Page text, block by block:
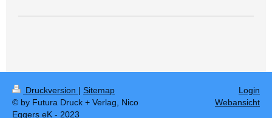
Druckversion | Sitemap
© by Futura Druck + Verlag, Nico
Eggers eK - 2023
Login
Webansicht